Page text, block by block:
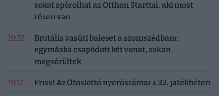
sokat spórolhat az Otthon Starttal, aki most
résen van
19:32
Brutális vasúti baleset a szomszédbam:
egymásba csapódott két vonat, sokan
megsérültek
19:17 Friss! Az Ötöslottó nyerőszámai a 32. játékhéten